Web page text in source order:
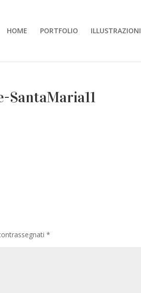
HOME PORTFOLIO ILLUSTRAZIONI
SantaMaria11
*